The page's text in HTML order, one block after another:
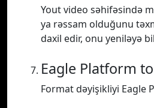
Yout video səhifəsində
ya rəssam olduğunu
daxil edir, onu yeniləyə
Eagle Platform
Format dəyişikliyi Eagle